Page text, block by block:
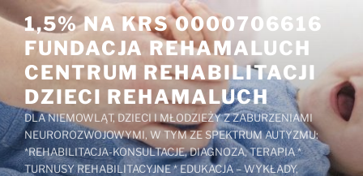
Przejdź
do
treści
1,5% NA KRS 0000706616
FUNDACJA REHAMALUCH
CENTRUM REHABILITACJI
DZIECI REHAMALUCH
DLA NIEMOWLĄT, DZIECI I MŁODZIEŻY Z ZABURZENIAMI
NEUROROZWOJOWYMI, W TYM ZE SPEKTRUM AUTYZMU:
*REHABILITACJA-KONSULTACJE, DIAGNOZA, TERAPIA *
TURNUSY REHABILITACYJNE * EDUKACJA – WYKŁADY,